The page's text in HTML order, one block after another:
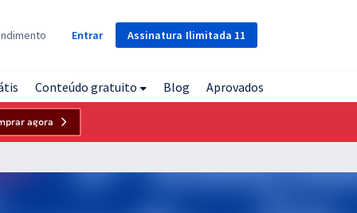
Assinatura Ilimitada 11
Entrar
Conteúdo gratuito Blog Aprovados
agora